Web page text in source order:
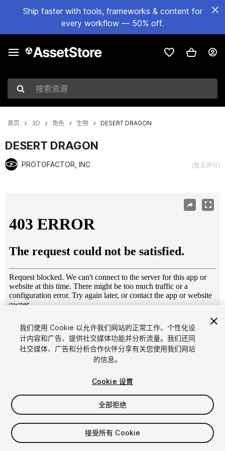
Ship faster with tools, frameworks & content for
every workflow — 50% off.
搜索资源
首页 3D 角色 生物 DESERT DRAGON
DESERT DRAGON
PROTOFACTOR, INC (暂无评分)
1/3
$34.99
增值税将在结算时计算
我们使用 Cookie 以允许我们网站的正常工作、个性化设
计内容和广告、提供社交媒体功能并分析流量。我们还同
社交媒体、广告和分析合作伙伴分享有关您使用我们网站
的信息。
Cookie 设置
全部拒绝
接受所有 Cookie